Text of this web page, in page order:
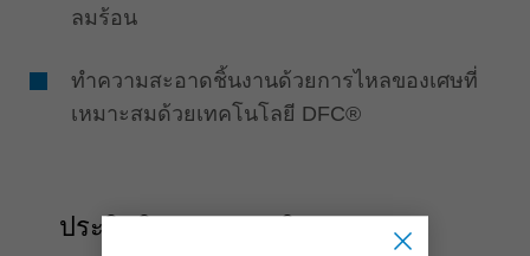
ลมร้อน
ทำความสะอาดชิ้นงานด้วยการไหลของเศษที่
เหมาะสมด้วยเทคโนโลยี DFC®
ประสิทธิภาพ & ผลผลิต